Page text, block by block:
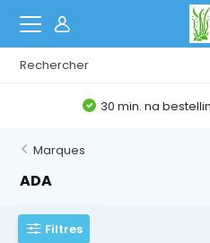
30 min. na
Marques
ADA
Filtres